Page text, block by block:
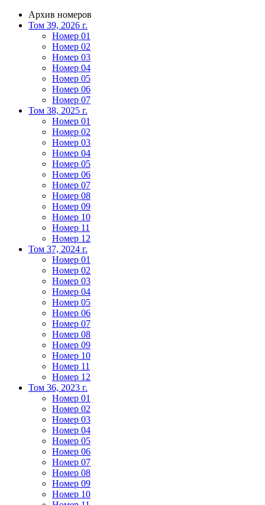
Архив номеров
Том 39, 2026 г.
Номер 01
Номер 02
Номер 03
Номер 04
Номер 05
Номер 06
Номер 07
Том 38, 2025 г.
Номер 01
Номер 02
Номер 03
Номер 04
Номер 05
Номер 06
Номер 07
Номер 08
Номер 09
Номер 10
Номер 11
Номер 12
Том 37, 2024 г.
Номер 01
Номер 02
Номер 03
Номер 04
Номер 05
Номер 06
Номер 07
Номер 08
Номер 09
Номер 10
Номер 11
Номер 12
Том 36, 2023 г.
Номер 01
Номер 02
Номер 03
Номер 04
Номер 05
Номер 06
Номер 07
Номер 08
Номер 09
Номер 10